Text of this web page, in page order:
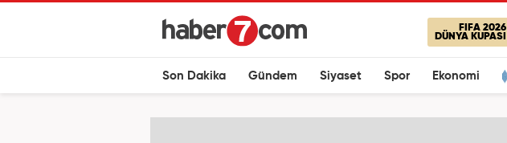
FIFA 2026
DÜNYA KUPASI
Son Dakika Gündem Siyaset Spor Ekonomi